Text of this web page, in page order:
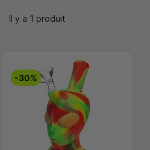
Il y a 1 produit
-30%